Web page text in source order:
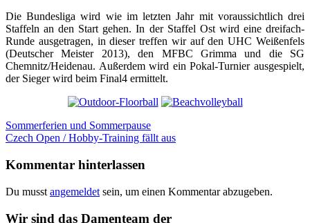
Die Bundesliga wird wie im letzten Jahr mit voraussichtlich drei
Staffeln an den Start gehen. In der Staffel Ost wird eine dreifach-
Runde ausgetragen, in dieser treffen wir auf den UHC Weißenfels
(Deutscher Meister 2013), den MFBC Grimma und die SG
Chemnitz/Heidenau. Außerdem wird ein Pokal-Turnier ausgespielt,
der Sieger wird beim Final4 ermittelt.
Beitragsnavigation
Vorheriger
Beitrag:
Sommerferien und Sommerpause
Nächster
Czech Open / Hobby-Training fällt aus
Kommentar hinterlassen
Du musst angemeldet sein, um einen Kommentar abzugeben.
Wir sind das Damenteam der